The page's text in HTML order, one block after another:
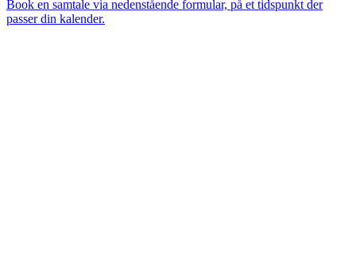
Book en samtale via nedenstående formular, på et tidspunkt der
passer din kalender.